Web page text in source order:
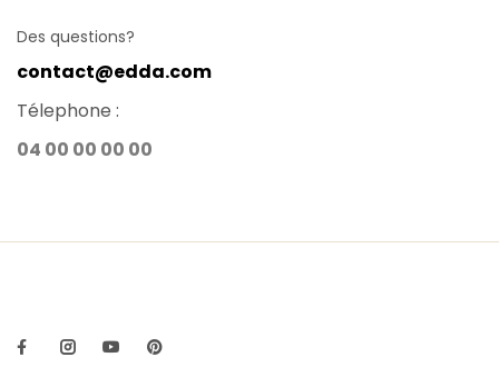
Des questions?
contact@edda.com
Télephone :
04 00 00 00 00